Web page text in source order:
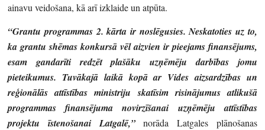
ainavu veidošana, kā arī izklaide un atpūta.
“Grantu programmas 2. kārta ir noslēgusies. Neskatoties uz to,
ka grantu shēmas konkursā vēl aizvien ir pieejams finansējums,
esam gandarīti redzēt plašāku uzņēmēju darbības jomu
pieteikumus. Tuvākajā laikā kopā ar Vides aizsardzības un
reģionālās attīstības ministriju skatīsim risinājumus atlikušā
programmas finansējuma novirzīšanai uzņēmēju attīstības
projektu īstenošanai Latgalē,”norāda Latgales plānošanas